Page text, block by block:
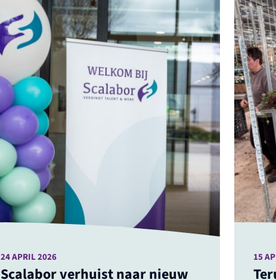
Scalabor verhuist naar nieuw
24 APRIL 2026 15